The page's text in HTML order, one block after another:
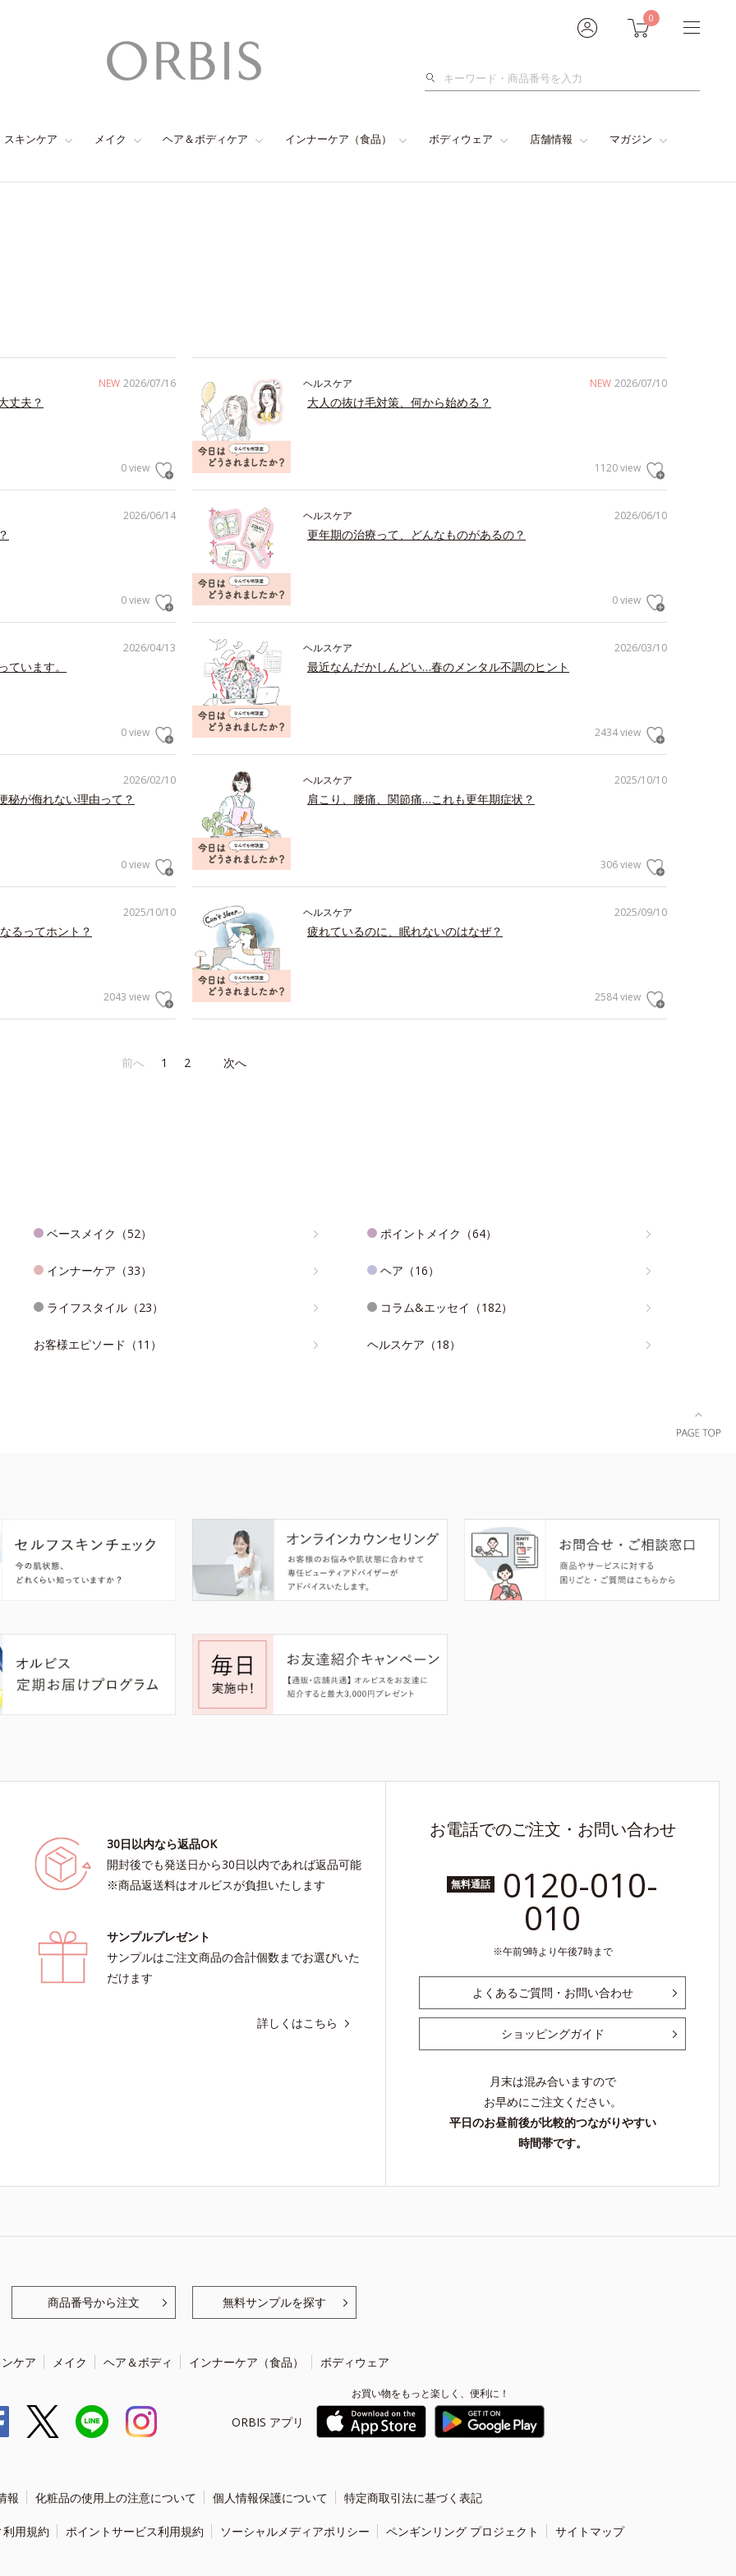
0
検
スキンケア メイク ヘア＆ボディケア インナーケア（食品） ボディウェア 店舗情報 マガジン
NEW 2026/07/16
丈夫？
0 view
NEW 2026/07/10
ヘルスケア
大人の抜け毛対策、何から始める？
1120 view
2026/06/14
0 view
2026/06/10
ヘルスケア
更年期の治療って、どんなものがあるの？
0 view
2026/04/13
います。
0 view
2026/03/10
ヘルスケア
最近なんだかしんどい…春のメンタル不調のヒント
2434 view
2026/02/10
秘が侮れない理由って？
0 view
2025/10/10
ヘルスケア
肩こり、腰痛、関節痛…これも更年期症状？
306 view
2025/10/10
るってホント？
2043 view
2025/09/10
ヘルスケア
疲れているのに、眠れないのはなぜ？
2584 view
前へ 1 2 次へ
ベースメイク（52） ポイントメイク（64）
インナーケア（33） ヘア（16）
ライフスタイル（23） コラム&エッセイ（182）
お客様エピソード（11） ヘルスケア（18）
30日以内なら返品OK
開封後でも発送日から30日以内であれば返品可能
※商品返送料はオルビスが負担いたします
サンプルプレゼント
サンプルはご注文商品の合計個数までお選びいた
だけます
詳しくはこちら
お電話でのご注文・お問い合わせ
無料通話 0120-010-
010
午前9時より午後7時まで
よくあるご質問・お問い合わせ
ショッピングガイド
月末は混み合いますので
お早めにご注文ください。
平日のお昼前後が比較的つながりやすい
時間帯です。
商品番号から注文 無料サンプルを探す
ケア メイク ヘア＆ボディ インナーケア（食品） ボディウェア
ORBIS アプリ
お買い物をもっと楽しく、便利に！
報 化粧品の使用上の注意について 個人情報保護について 特定商取引法に基づく表記
用規約 ポイントサービス利用規約 ソーシャルメディアポリシー ペンギンリング プロジェクト サイトマップ